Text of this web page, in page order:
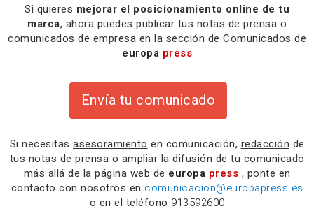
Si quieres mejorar el posicionamiento online de tu
marca, ahora puedes publicar tus notas de prensa o
comunicados de empresa en la sección de Comunicados de
europa press
Envía tu comunicado
Si necesitas asesoramiento en comunicación, redacción de
tus notas de prensa o ampliar la difusión de tu comunicado
más allá de la página web de europa press , ponte en
contacto con nosotros en comunicacion@europapress.es
o en el teléfono 913592600